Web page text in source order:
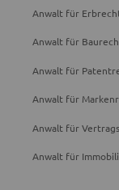
Anwalt für
Anwalt für
Anwalt für
Anwalt für
Anwalt für
Anwalt für